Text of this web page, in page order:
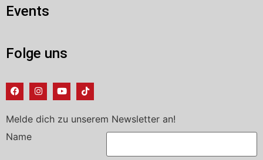
Events
Folge uns
Melde dich zu unserem Newsletter an!
Name